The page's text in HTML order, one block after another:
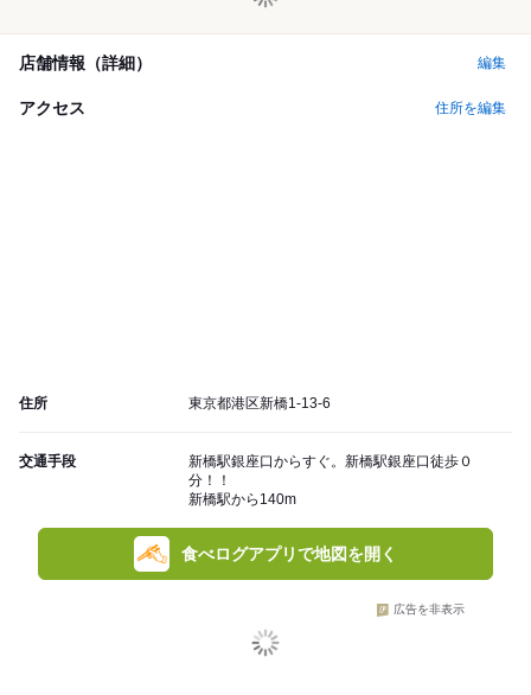
店舗情報（詳細） 編集
アクセス 住所を編集
住所 東京都港区新橋1-13-6
交通手段
新橋駅銀座口からすぐ。新橋駅銀座口徒歩０
分！！
新橋駅から140m
食べログアプリで地図を開く
広告を非表示